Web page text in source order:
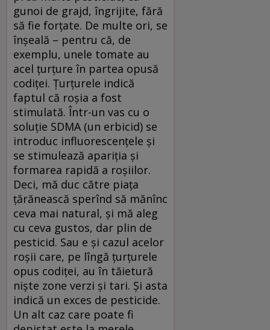
gunoi de grajd, îngrijite, fără
să fie forţate. De multe ori, se
înşeală – pentru că, de
exemplu, unele tomate au
acel ţurţure în partea opusă
codiţei. Ţurţurele indică
faptul că roşia a fost
stimulată. Într-un vas cu o
soluţie SDMA (un erbicid) se
introduc influorescenţele şi
se stimulează apariţia şi
formarea rapidă a roşiilor.
Deci, mă duc către piaţa
ţărănească sperînd să mănînc
ceva mai natural, şi mă aleg
cu ceva gustos, dar plin de
pesticid. Sau e şi cazul acelor
roşii care, pe lîngă ţurţurele
opus codiţei, au în tăietură
nişte zone verzi şi tari. Şi asta
indică un exces de pesticide.
Un alt caz care poate fi